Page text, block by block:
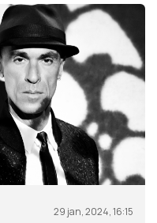
29 jan, 2024, 16:15